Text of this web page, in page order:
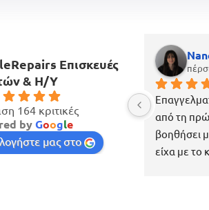
Επισκευές
& H/Y
164 κριτικές
byGoogle
μας στο
από τη
βοηθήσει
είχα με το